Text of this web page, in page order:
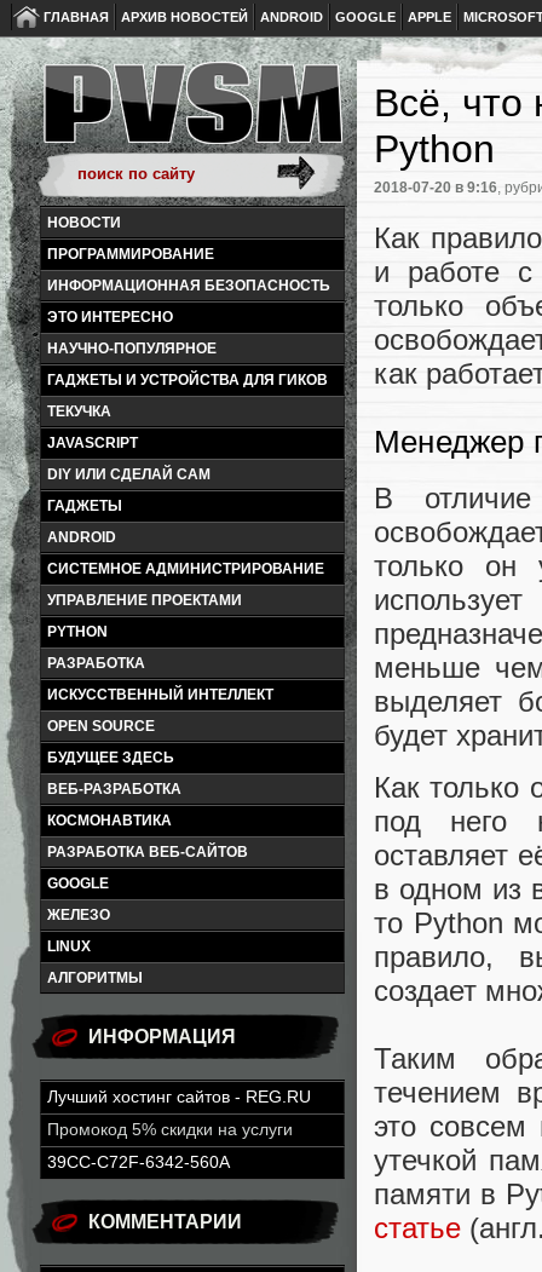
ГЛАВНАЯ АРХИВ НОВОСТЕЙ ANDROID GOOGLE APPLE
НОВОСТИ
ПРОГРАММИРОВАНИЕ
ИНФОРМАЦИОННАЯ БЕЗОПАСНОСТЬ
ЭТО ИНТЕРЕСНО
НАУЧНО-ПОПУЛЯРНОЕ
ГАДЖЕТЫ И УСТРОЙСТВА ДЛЯ ГИКОВ
ТЕКУЧКА
JAVASCRIPT
DIY ИЛИ СДЕЛАЙ САМ
ГАДЖЕТЫ
ANDROID
СИСТЕМНОЕ АДМИНИСТРИРОВАНИЕ
УПРАВЛЕНИЕ ПРОЕКТАМИ
PYTHON
РАЗРАБОТКА
ИСКУССТВЕННЫЙ ИНТЕЛЛЕКТ
OPEN SOURCE
БУДУЩЕЕ ЗДЕСЬ
ВЕБ-РАЗРАБОТКА
КОСМОНАВТИКА
РАЗРАБОТКА ВЕБ-САЙТОВ
GOOGLE
ЖЕЛЕЗО
LINUX
АЛГОРИТМЫ
ИНФОРМАЦИЯ
Лучший хостинг сайтов - REG.RU
Промокод 5% скидки на услуги
39CC-C72F-6342-560A
КОММЕНТАРИИ
Всё, что
Python
2018-07-20 в 9:16,
Как
и работе
только
как
Менеджер
В
только он
меньше
выделяет
будет
Как только
под него
оставляет
в одном из
то Python
правило,
создает
Таким
течением
это
утечкой
памяти в
статье